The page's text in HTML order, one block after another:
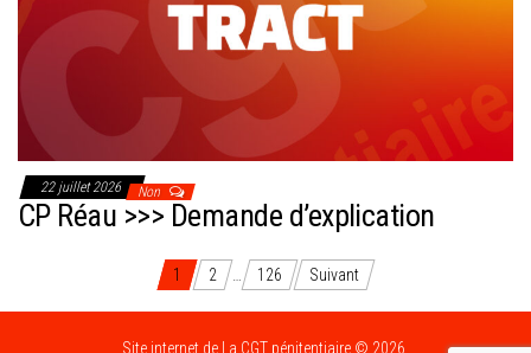
22 juillet 2026 Non
CP Réau >>> Demande d’explication
Pagination
des
1 2 126 Suivant
Site internet de La CGT pénitentiaire © 2026